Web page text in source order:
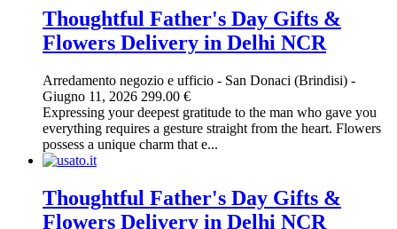
Thoughtful Father's Day Gifts &
Flowers Delivery in Delhi NCR
Arredamento negozio e ufficio - San Donaci (Brindisi) -
Giugno 11, 2026 299.00 €
Expressing your deepest gratitude to the man who gave you
everything requires a gesture straight from the heart. Flowers
possess a unique charm that e...
Thoughtful Father's Day Gifts &
Flowers Delivery in Delhi NCR